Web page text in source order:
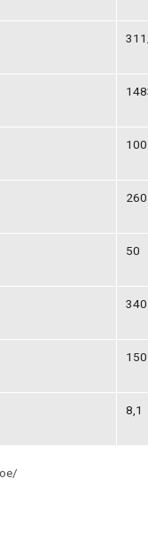
100
260
50
340
150
8,1